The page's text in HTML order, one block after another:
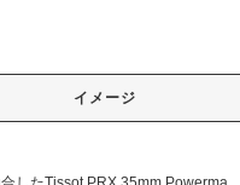
イメージ